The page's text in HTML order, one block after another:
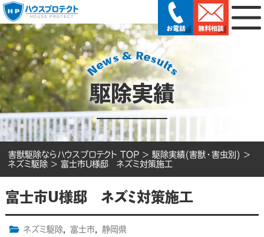
駆除実績
害獣駆除ならハウスプロテクト TOP > 駆除実績(害獣・害虫別) >
ネズミ駆除 > 富士市U様邸 ネズミ対策施工
富士市U様邸 ネズミ対策施工
ネズミ駆除, 富士市,
静岡県